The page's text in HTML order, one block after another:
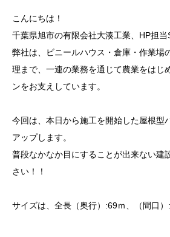
こんにちは！
千葉県旭市の有限会社大湊工業、HP担当
弊社は、ビニールハウス・倉庫・作業場
理まで、一連の業務を通じて農業をはじ
ンをお支えしています。
今回は、本日から施工を開始した屋根型
アップします。
普段なかなか目にすることが出来ない建
さい！！
サイズは、全長（奥行）:69ｍ、（間口）